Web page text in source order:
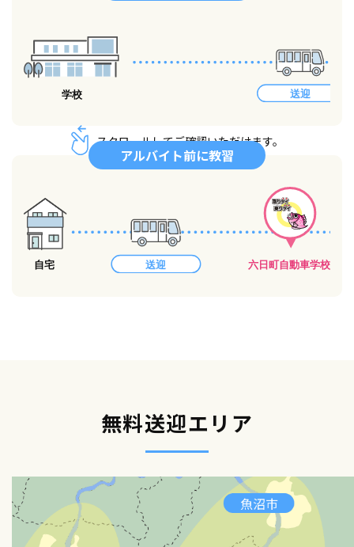
スクロールしてご確認いただけます。
アルバイト前に教習
無料送迎エリア